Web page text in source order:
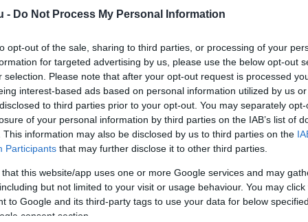
- Do Not Process My Personal Information
opt-out of the sale, sharing to third parties, or processing of your
for targeted advertising by us, please use the below opt-out
selection. Please note that after your opt-out request is processed
interest-based ads based on personal information utilized by us
to third parties prior to your opt-out. You may separately
of your personal information by third parties on the IAB’s list of
This information may also be disclosed by us to third parties on the
Participants that may further disclose it to other third parties.
that this website/app uses one or more Google services and may
but not limited to your visit or usage behaviour. You may
to Google and its third-party tags to use your data for below
consent section.
forgatókönyv is irreális, mivel rengeteg
motorgyártók a 2026-os új hajtásláncok –
is nő az elektromos komponens szerepe –
a jelenleg a jövőre csatlakozó Cadillac
„Azok után, hogy ennyit fektettek már
mindezt kidobni – főleg az olyan újonnan
Red Bull Powertrains, akiknek a semmiből
észszerű időtartamra van szüksége,